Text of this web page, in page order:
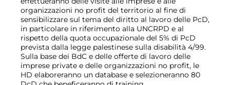
organizzazioni no profit del territorio al fine di
sensibilizzare sul tema del diritto al lavoro delle PcD,
in particolare in riferimento alla UNCRPD e al
rispetto della quota occupazionale del 5% di PcD
prevista dalla legge palestinese sulla disabilità 4/99.
Sulla base dei BdC e delle offerte di lavoro delle
imprese private e delle organizzazioni no profit, le
HD elaboreranno un database e selezioneranno 80